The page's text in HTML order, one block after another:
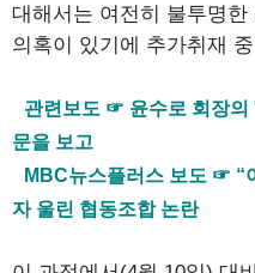
대해서는 여전히 불투명
의혹이 있기에 추가취재
관련보도 ☞ 윤수로 회장의
문을 보고
MBC뉴스플러스 보도 ☞ “
자 울린 협동조합 논란